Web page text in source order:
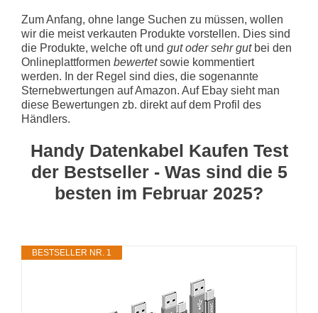
Zum Anfang, ohne lange Suchen zu müssen, wollen
wir die meist verkauten Produkte vorstellen. Dies sind
die Produkte, welche oft und gut oder sehr gutbei den
Onlineplattformen bewertetsowie kommentiert
werden. In der Regel sind dies, die sogenannte
Sternebwertungen auf Amazon. Auf Ebay sieht man
diese Bewertungen zb. direkt auf dem Profil des
Händlers.
Handy Datenkabel Kaufen Test
der Bestseller - Was sind die 5
besten im Februar 2025?
BESTSELLER NR. 1